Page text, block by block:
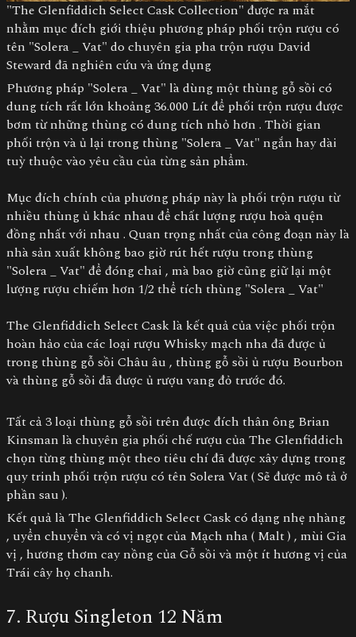
"The Glenfiddich Select Cask Collection" được ra mắt
nhằm mục đích giới thiệu phương pháp phối trộn rượu có
tên "Solera _ Vat" do chuyên gia pha trộn rượu David
Steward đã nghiên cứu và ứng dụng
Phương pháp "Solera _ Vat" là dùng một thùng gỗ sồi có
dung tích rất lớn khoảng 36.000 Lít để phối trộn rượu được
bơm từ những thùng có dung tích nhỏ hơn . Thời gian
phối trộn và ủ lại trong thùng "Solera _ Vat" ngắn hay dài
tuỳ thuộc vào yêu cầu của từng sản phẩm.
Mục đích chính của phương pháp này là phối trộn rượu từ
nhiều thùng ủ khác nhau để chất lượng rượu hoà quện
đồng nhất với nhau . Quan trọng nhất của công đoạn này là
nhà sản xuất không bao giờ rút hết rượu trong thùng
"Solera _ Vat" để đóng chai , mà bao giờ cũng giữ lại một
lượng rượu chiếm hơn 1/2 thể tích thùng "Solera _ Vat"
The Glenfiddich Select Cask là kết quả của việc phối trộn
hoàn hảo của các loại rượu Whisky mạch nha đã được ủ
trong thùng gỗ sồi Châu âu , thùng gỗ sồi ủ rượu Bourbon
và thùng gỗ sồi đã được ủ rượu vang đỏ trước đó.
Tất cả 3 loại thùng gỗ sồi trên được đích thân ông Brian
Kinsman là chuyên gia phối chế rượu của The Glenfiddich
chọn từng thùng một theo tiêu chí đã được xây dựng trong
quy trinh phối trộn rượu có tên Solera Vat ( Sẽ được mô tả ở
phần sau ).
Kết quả là The Glenfiddich Select Cask có dạng nhẹ nhàng
, uyển chuyển và có vị ngọt của Mạch nha ( Malt ) , mùi Gia
vị , hương thơm cay nồng của Gỗ sồi và một ít hương vị của
Trái cây họ chanh.
7. Rượu Singleton 12 Năm